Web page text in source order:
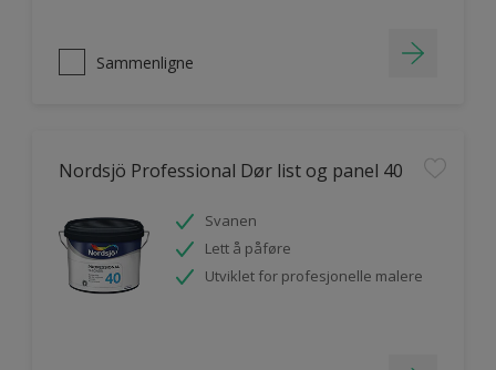
Sammenligne
Nordsjö Professional Dør list og panel 40
Svanen
Lett å påføre
Utviklet for profesjonelle malere